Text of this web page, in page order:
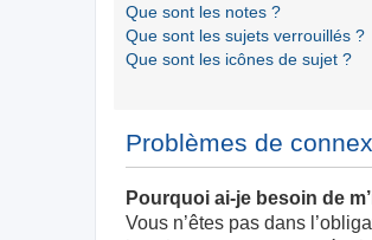
Que sont les notes ?
Que sont les sujets verrouillés ?
Que sont les icônes de sujet ?
Problèmes de
Pourquoi ai-je besoin de
Vous n’êtes pas dans